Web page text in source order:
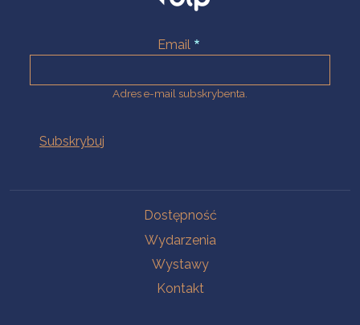
Email
Adres e-mail subskrybenta.
Dostępność
Wydarzenia
Wystawy
Kontakt